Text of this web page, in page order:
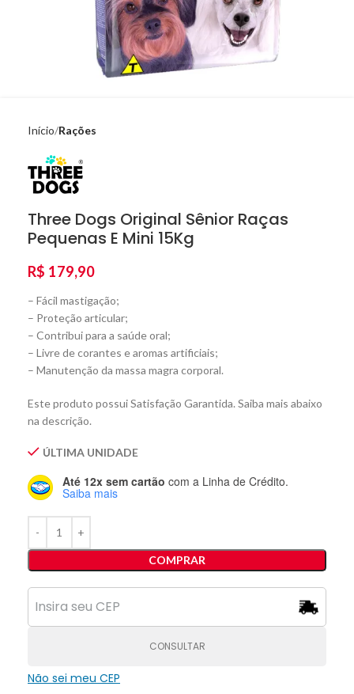
Início Rações
Three Dogs Original Sênior Raças
Pequenas E Mini 15Kg
R$ 179,90
– Fácil mastigação;
– Proteção articular;
– Contribui para a saúde oral;
– Livre de corantes e aromas artificiais;
– Manutenção da massa magra corporal.
Este produto possui Satisfação Garantida. Saiba mais abaixo
na descrição.
ÚLTIMA UNIDADE
Até 12x sem cartão com a Linha de Crédito.
Saiba mais
COMPRAR
CONSULTAR
Não sei meu CEP